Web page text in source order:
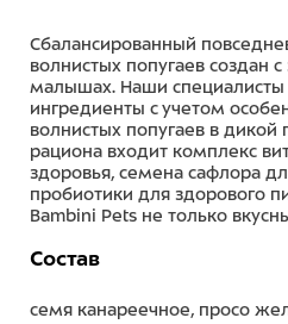
Сбалансированный
волнистых попугаев создан
малышах. Наши специалисты
ингредиенты с учетом
волнистых попугаев в дикой
рациона входит комплекс
здоровья, семена сафлора
пробиотики для здорового
Bambini Pets не только
Состав
семя канареечное, просо